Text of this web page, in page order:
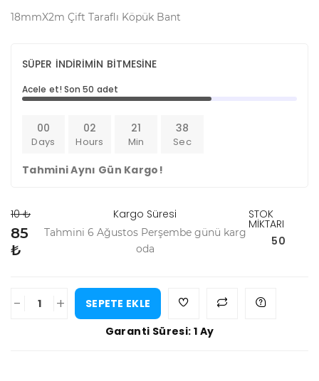
18mmX2m Çift Taraflı Köpük Bant
SÜPER İNDİRİMİN BİTMESİNE
Acele et! Son 50 adet
00
Days
02
Hours
21
Min
38
Sec
Tahmini Aynı Gün Kargo!
10 ₺
85
₺
Kargo Süresi
Tahmini 6 Ağustos Perşembe günü karg
oda
STOK
MİKTARI
50
- +
SEPETE EKLE
Garanti Süresi: 1 Ay